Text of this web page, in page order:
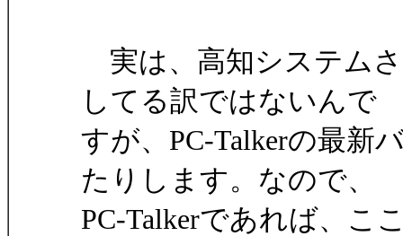
実は、高知システム
してる訳ではないんで
すが、PC-Talkerの最新
たりします。なので、
PC-Talkerであれば、こ